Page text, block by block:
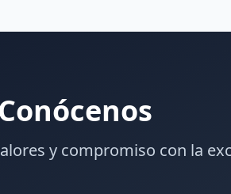
Conócenos
y compromiso con la